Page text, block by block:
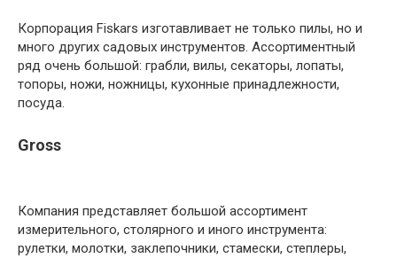
Корпорация Fiskars изготавливает не только пилы, но и
много других садовых инструментов. Ассортиментный
ряд очень большой: грабли, вилы, секаторы, лопаты,
топоры, ножи, ножницы, кухонные принадлежности,
посуда.
Gross
Компания представляет большой ассортимент
измерительного, столярного и иного инструмента:
рулетки, молотки, заклепочники, стамески, степлеры,